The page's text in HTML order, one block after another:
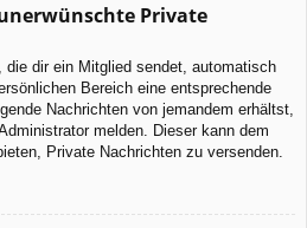
Private
die dir ein Mitglied sendet, automatisch
Bereich eine entsprechende
Nachrichten von jemandem erhältst,
melden. Dieser kann dem
Private Nachrichten zu versenden.